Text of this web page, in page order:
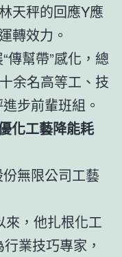
天秤的回應Y應
轉效力。
傳幫帶”感化，總
余名高等工、技
步前輩班組。
化工藝降能耗
無限公司工藝
來，他扎根化工
業技巧專家，